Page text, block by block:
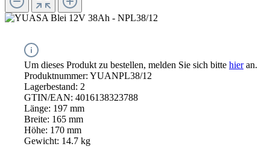
Um dieses Produkt zu bestellen, melden Sie sich bitte hieran.
Produktnummer: YUANPL38/12
Lagerbestand: 2
GTIN/EAN: 4016138323788
Länge: 197 mm
Breite: 165 mm
Höhe: 170 mm
Gewicht: 14.7 kg